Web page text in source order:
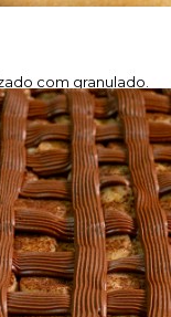
com granulado.